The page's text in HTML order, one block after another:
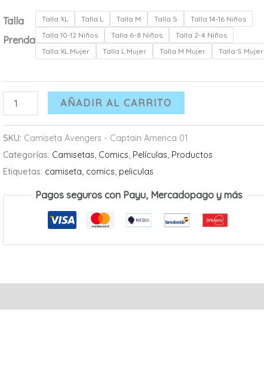
Talla
Prenda
Talla XL Talla L Talla M Talla S
Talla 14-16 Niños
Talla 10-12 Niños
Talla 6-8 Niños
Talla 2-4 Niños
Talla XL Mujer
Talla L Mujer Talla M Mujer Talla S Mujer
Camiseta
Avengers
-
Captain
America
cantidad
AÑADIR AL CARRITO
SKU: Camiseta Avengers - Captain America 01
Categorías: Camisetas, Comics, Películas, Productos
Etiquetas: camiseta, comics, peliculas
Pagos seguros con Payu, Mercadopago y más